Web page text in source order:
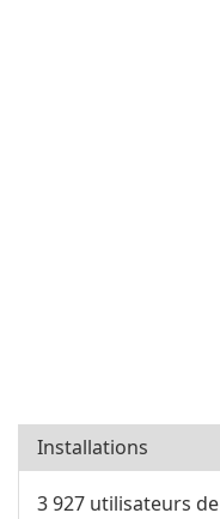
Installations
3 927 utilisateurs de